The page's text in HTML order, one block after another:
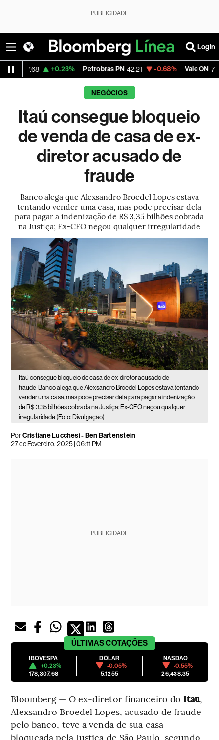
PUBLICIDADE
Login
+0.23% Petrobras PN 42.21 -0.68% Vale ON 76.73
NEGÓCIOS
Itaú consegue bloqueio
de venda de casa de ex-
diretor acusado de
fraude
Banco alega que Alexsandro Broedel Lopes estava
tentando vender uma casa, mas pode precisar dela
para pagar a indenização de R$ 3,35 bilhões cobrada
na Justiça; Ex-CFO negou qualquer irregularidade
Itaú consegue bloqueio de casa de ex-diretor acusado de
fraude Banco alega que Alexsandro Broedel Lopes estava tentando
vender uma casa, mas pode precisar dela para pagar a indenização
de R$ 3,35 bilhões cobrada na Justiça; Ex-CFO negou qualquer
irregularidade (Foto: Divulgação)
PorCristiane Lucchesi - Ben Bartenstein
27 de Fevereiro, 2025 | 06:11 PM
PUBLICIDADE
ÚLTIMASCOTAÇÕES
IBOVESPA
+0.23%
178,307.68
DÓLAR
-0.05%
5.1255
NASDAQ
-0.55%
26,438.35
Bloomberg — O ex-diretor financeiro do Itaú,
Alexsandro Broedel Lopes, acusado de fraude
pelo banco, teve a venda de sua casa
bloqueada pela Justiça de São Paulo, segundo